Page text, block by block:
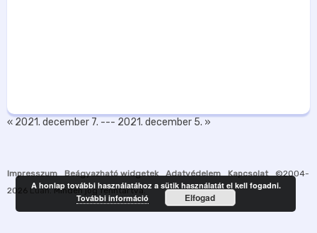
« 2021. december 7. --- 2021. december 5. »
Impresszum Beágyazható widgetek Adatvédelem Kapcsolat
©2004-
2026 Luah. Minden jog fenntartva.
A honlap további használatához a sütik használatát el kell fogadni.
További információ
Elfogad